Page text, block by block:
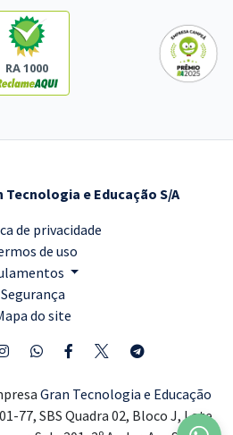
RA 1000
Tecnologia e Educação S/A
de privacidade
de uso
Segurança
do site
Gran Tecnologia e Educação
77, SBS Quadra 02, Bloco J, Lote